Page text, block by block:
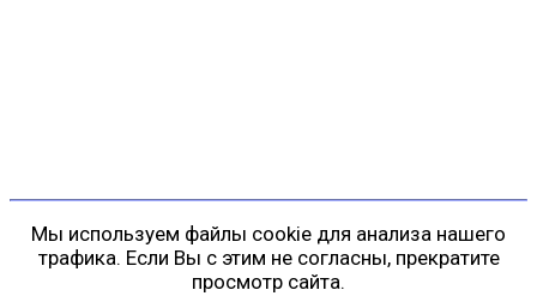
Мы используем файлы cookie для анализа нашего
трафика. Если Вы с этим не согласны, прекратите
просмотр сайта.